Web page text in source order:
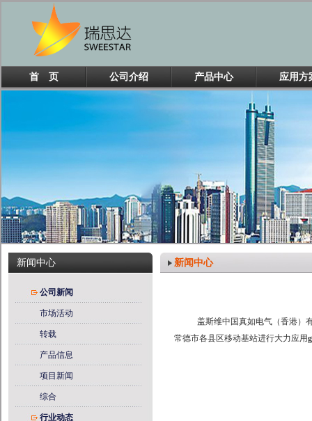
首 页 公司介绍 产品中心 应用方
新闻中心
公司新闻
市场活动
转载
产品信息
项目新闻
综合
行业动态
新闻中心
盖斯维中国真如电气（香港）有
常德市各县区移动基站进行大力应用